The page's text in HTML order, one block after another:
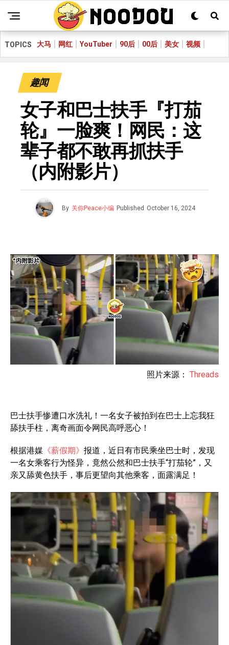
TOPICS 大马 网红 YouTuber 90后 00后 美女 视频
趣闻
女子和巴士扶手『打茄
轮』一脸爽！网民：这
辈子都不敢再抓扶手
（内附影片）
By 关你Peace小编 Published October 16, 2024
照片来源： Threads
巴士扶手惨遭口水洗礼！一名女子被拍到在巴士上忘我狂
舔扶手柱，离奇画面令网民高呼恶心！
根据港媒 《薪假期》 报道，近日有市民乘坐巴士时，发现
一名女乘客行为怪异，竟然公然和巴士扶手“打茄轮”，又
亲又舔黄色扶手，事后更望向其他乘客，面露满足！